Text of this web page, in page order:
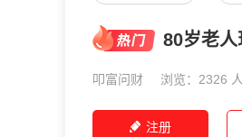
80岁老
叩富问财 浏览：2326 人
注册